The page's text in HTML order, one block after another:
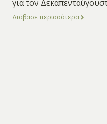
για τον
Διάβασε περισσότερα